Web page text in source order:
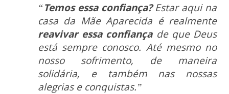
“Temos essa confiança?Estar aqui na
casa da Mãe Aparecida é realmente
reavivar essa confiança de que Deus
está sempre conosco. Até mesmo no
nosso sofrimento, de maneira
solidária, e também nas nossas
alegrias e conquistas.”